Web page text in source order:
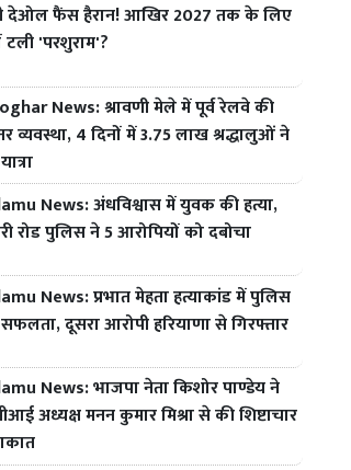
देओल फैंस हैरान! आखिर 2027 तक के लिए
टली 'परशुराम'?
News: श्रावणी मेले में पूर्व रेलवे की
व्यवस्था, 4 दिनों में 3.75 लाख श्रद्धालुओं ने
News: अंधविश्वास में युवक की हत्या,
रोड पुलिस ने 5 आरोपियों को दबोचा
News: प्रभात मेहता हत्याकांड में पुलिस
दूसरा आरोपी हरियाणा से गिरफ्तार
News: भाजपा नेता किशोर पाण्डेय ने
अध्यक्ष मनन कुमार मिश्रा से की शिष्टाचार